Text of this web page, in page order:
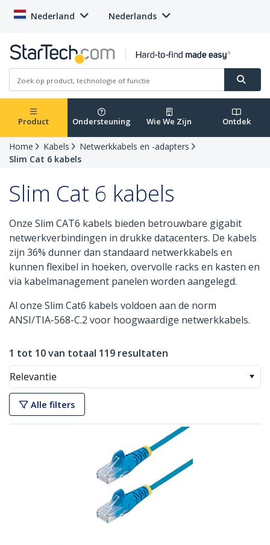
Nederland Nederlands
Product Ondersteuning Wie We Zijn Ontdek
Home Kabels
Netwerkkabels en -adapters
Slim Cat 6 kabels
Slim Cat 6 kabels
Onze Slim CAT6 kabels bieden betrouwbare gigabit
netwerkverbindingen in drukke datacenters. De kabels
zijn 36% dunner dan standaard netwerkkabels en
kunnen flexibel in hoeken, overvolle racks en kasten en
via kabelmanagement panelen worden aangelegd.
Al onze Slim Cat6 kabels voldoen aan de norm
ANSI/TIA-568-C.2 voor hoogwaardige netwerkkabels.
1 tot 10 van totaal 119 resultaten
Relevantie
Alle filters